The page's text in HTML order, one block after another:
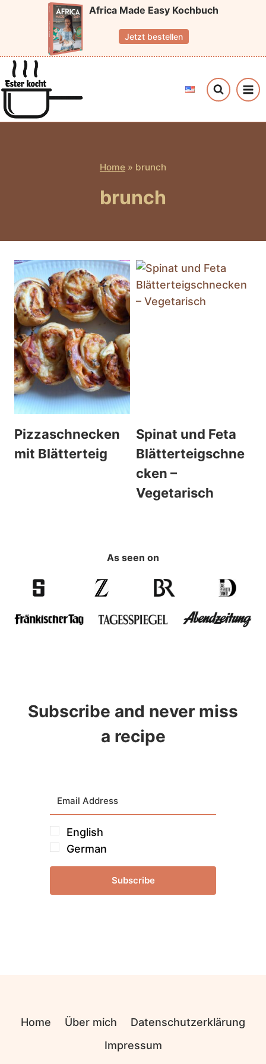
Africa Made Easy Kochbuch
Jetzt bestellen
Home » brunch
brunch
Pizzaschnecken
mit Blätterteig
Spinat und Feta
Blätterteigschne
cken –
Vegetarisch
As seen on
Subscribe and never miss
a recipe
English
German
Subscribe
Home Über mich
Datenschutzerklärung
Impressum